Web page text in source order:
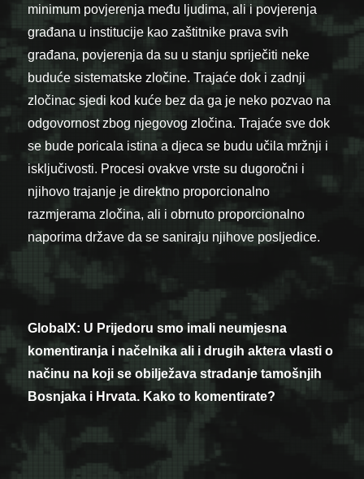
minimum povjerenja među ljudima, ali i povjerenja
građana u institucije kao zaštitnike prava svih
građana, povjerenja da su u stanju spriječiti neke
buduće sistematske zločine. Trajaće dok i zadnji
zločinac sjedi kod kuće bez da ga je neko pozvao na
odgovornost zbog njegovog zločina. Trajaće sve dok
se bude poricala istina a djeca se budu učila mržnji i
isključivosti. Procesi ovakve vrste su dugoročni i
njihovo trajanje je direktno proporcionalno
razmjerama zločina, ali i obrnuto proporcionalno
naporima države da se saniraju njihove posljedice.
GlobalX: U Prijedoru smo imali neumjesna
komentiranja i načelnika ali i drugih aktera vlasti o
načinu na koji se obilježava stradanje tamošnjih
Bosnjaka i Hrvata. Kako to komentirate?